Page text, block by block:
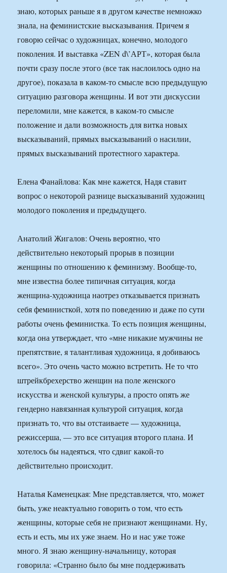
знаю, которых раньше я в другом качестве немножко
знала, на феминистские высказывания. Причем я
говорю сейчас о художницах, конечно, молодого
поколения. И выставка «ZEN d\’АРТ», которая была
почти сразу после этого (все так наслоилось одно на
другое), показала в каком-то смысле всю предыдущую
ситуацию разговора женщины. И вот эти дискуссии
переломили, мне кажется, в каком-то смысле
положение и дали возможность для витка новых
высказываний, прямых высказываний о насилии,
прямых высказываний протестного характера.
Елена Фанайлова: Как мне кажется, Надя ставит
вопрос о некоторой разнице высказываний художниц
молодого поколения и предыдущего.
Анатолий Жигалов: Очень вероятно, что
действительно некоторый прорыв в позиции
женщины по отношению к феминизму. Вообще-то,
мне известна более типичная ситуация, когда
женщина-художница наотрез отказывается признать
себя феминисткой, хотя по поведению и даже по сути
работы очень феминистка. То есть позиция женщины,
когда она утверждает, что «мне никакие мужчины не
препятствие, я талантливая художница, я добиваюсь
всего». Это очень часто можно встретить. Не то что
штрейкбрехерство женщин на поле женского
искусства и женской культуры, а просто опять же
гендерно навязанная культурой ситуация, когда
признать то, что вы отстаиваете — художница,
режиссерша, — это все ситуация второго плана. И
хотелось бы надеяться, что сдвиг какой-то
действительно происходит.
Наталья Каменецкая: Мне представляется, что, может
быть, уже неактуально говорить о том, что есть
женщины, которые себя не признают женщинами. Ну,
есть и есть, мы их уже знаем. Но и нас уже тоже
много. Я знаю женщину-начальницу, которая
говорила: «Странно было бы мне поддерживать